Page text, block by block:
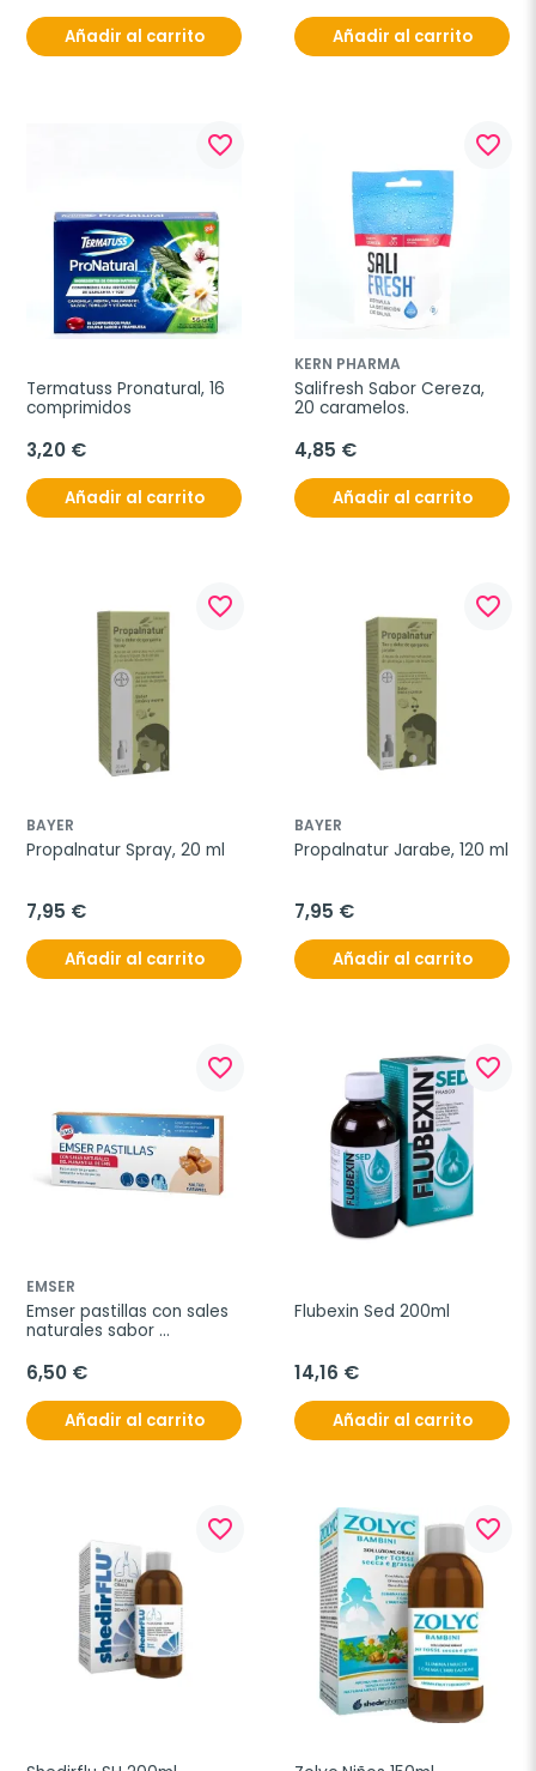
Añadir al carrito Añadir al carrito
favorite_border
Termatuss Pronatural, 16
comprimidos
3,20 €
Añadir al carrito
favorite_border
KERN PHARMA
Salifresh Sabor Cereza,
20 caramelos.
4,85 €
Añadir al carrito
favorite_border
BAYER
Propalnatur Spray, 20 ml
7,95 €
Añadir al carrito
favorite_border
BAYER
Propalnatur Jarabe, 120 ml
7,95 €
Añadir al carrito
favorite_border
EMSER
Emser pastillas con sales
naturales sabor
6,50 €
Añadir al carrito
favorite_border
Flubexin Sed 200ml
14,16 €
Añadir al carrito
favorite_border favorite_border